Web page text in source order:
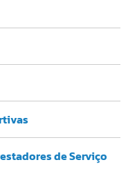
de Serviço